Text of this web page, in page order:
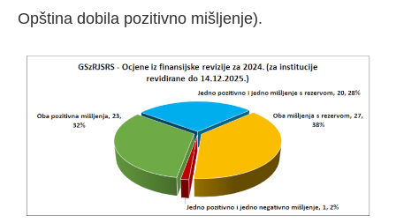
Opština dobila pozitivno mišljenje).